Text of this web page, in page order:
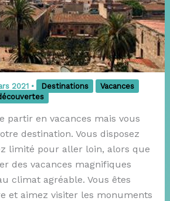
2021 • Destinations
Vacances
partir en vacances mais vous
destination. Vous disposez
limité pour aller loin, alors que
des vacances magnifiques
climat agréable. Vous êtes
et aimez visiter les monuments